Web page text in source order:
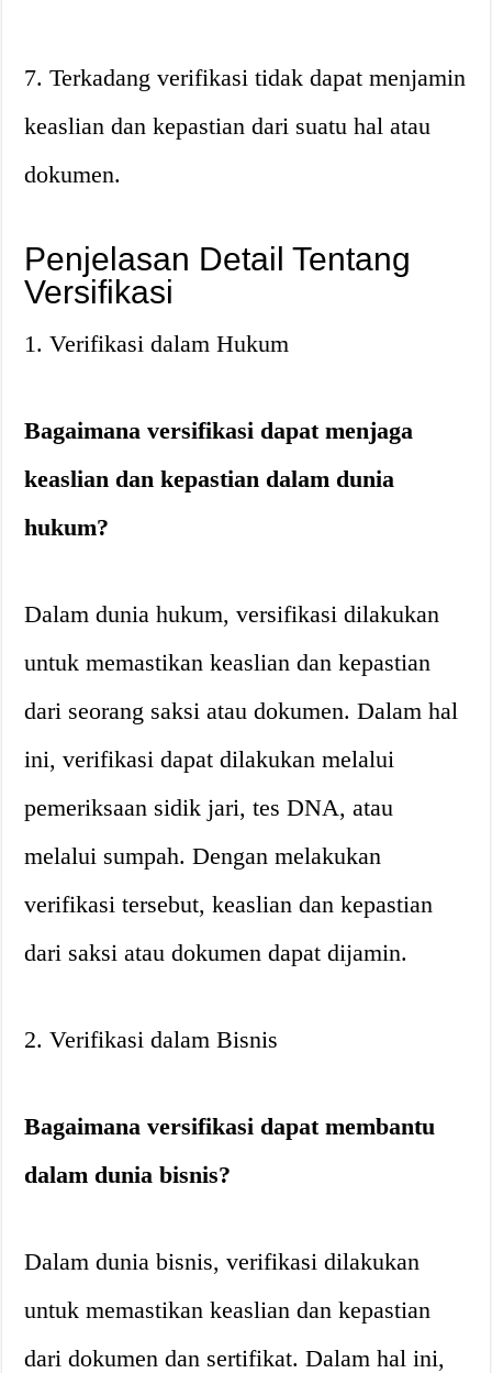
7. Terkadang verifikasi tidak dapat menjamin
keaslian dan kepastian dari suatu hal atau
dokumen.
Penjelasan Detail Tentang
Versifikasi
1. Verifikasi dalam Hukum
Bagaimana versifikasi dapat menjaga
keaslian dan kepastian dalam dunia
hukum?
Dalam dunia hukum, versifikasi dilakukan
untuk memastikan keaslian dan kepastian
dari seorang saksi atau dokumen. Dalam hal
ini, verifikasi dapat dilakukan melalui
pemeriksaan sidik jari, tes DNA, atau
melalui sumpah. Dengan melakukan
verifikasi tersebut, keaslian dan kepastian
dari saksi atau dokumen dapat dijamin.
2. Verifikasi dalam Bisnis
Bagaimana versifikasi dapat membantu
dalam dunia bisnis?
Dalam dunia bisnis, verifikasi dilakukan
untuk memastikan keaslian dan kepastian
dari dokumen dan sertifikat. Dalam hal ini,